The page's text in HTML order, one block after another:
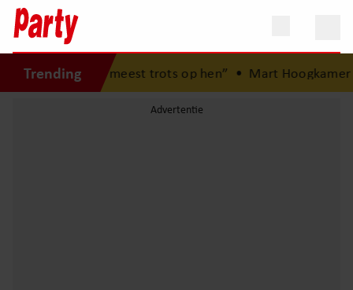
Trending
ben het meest trots op hen”•Mart Hoogkamer